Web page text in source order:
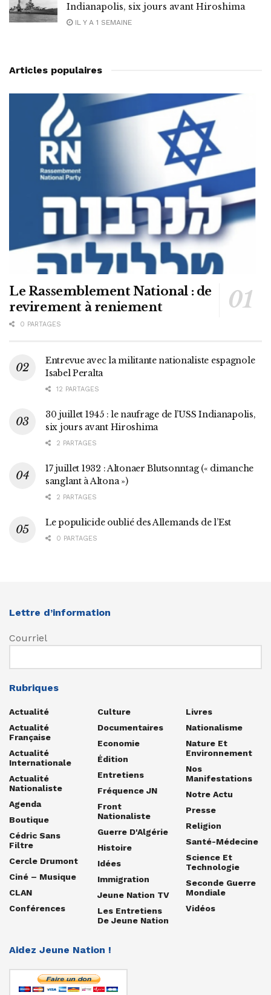
Indianapolis, six jours avant Hiroshima
IL Y A 1 SEMAINE
Articles populaires
Le Rassemblement National : de
revirement à reniement
0 PARTAGES
Entrevue avec la militante nationaliste espagnole
Isabel Peralta
12 PARTAGES
30 juillet 1945 : le naufrage de l’USS Indianapolis,
six jours avant Hiroshima
2 PARTAGES
17 juillet 1932 : Altonaer Blutsonntag (« dimanche
sanglant à Altona »)
2 PARTAGES
Le populicide oublié des Allemands de l’Est
0 PARTAGES
Lettre d’information
Courriel
Rubriques
Actualité
Actualité
Française
Actualité
Internationale
Actualité
Nationaliste
Agenda
Boutique
Cédric Sans
Filtre
Cercle Drumont
Ciné – Musique
CLAN
Conférences
Culture
Documentaires
Economie
Édition
Entretiens
Fréquence JN
Front
Nationaliste
Guerre D'Algérie
Histoire
Idées
Immigration
Jeune Nation TV
Les Entretiens
De Jeune Nation
Livres
Nationalisme
Nature Et
Environnement
Nos
Manifestations
Notre Actu
Presse
Religion
Santé-Médecine
Science Et
Technologie
Seconde Guerre
Mondiale
Vidéos
Aidez Jeune Nation !